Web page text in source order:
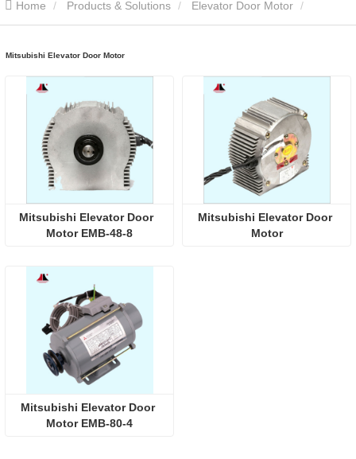
Home Products & Solutions Elevator Door Motor
Mitsubishi Elevator Door Motor
Mitsubishi Elevator Door
Motor EMB-48-8
Mitsubishi Elevator Door
Motor
Mitsubishi Elevator Door
Motor EMB-80-4